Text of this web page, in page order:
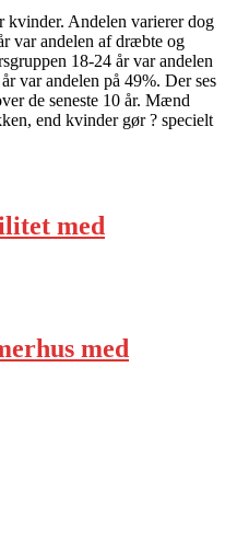
kvinder. Andelen varierer dog
var andelen af dræbte og
18-24 år var andelen
var andelen på 49%. Der ses
de seneste 10 år. Mænd
end kvinder gør ? specielt
med
med